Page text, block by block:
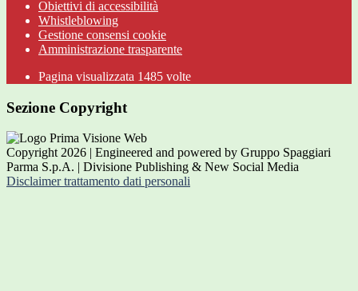
Obiettivi di accessibilità
Whistleblowing
Gestione consensi cookie
Amministrazione trasparente
Pagina visualizzata 1485 volte
Sezione Copyright
Copyright 2026 | Engineered and powered by Gruppo Spaggiari
Parma S.p.A. | Divisione Publishing & New Social Media
Disclaimer trattamento dati personali